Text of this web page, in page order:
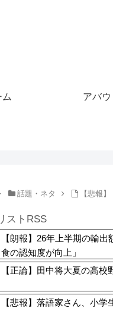
ム アバウ
話題・ネタ 【悲報
ストRSS
【朗報】26年上半期の輸
食の認知度が向上」
【正論】田中将大夏の高校
【悲報】落語家さん、小